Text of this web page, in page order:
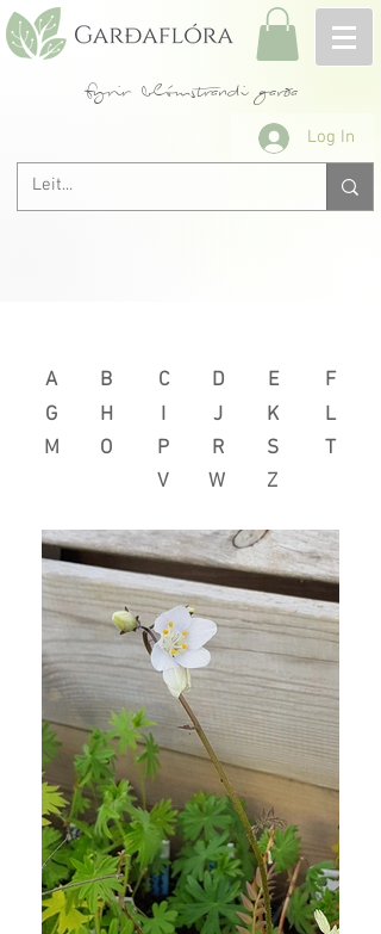
fyrir blómstrandi garða
Log In
A
G
M
B
H
O
C D
E
I
J
K
P
R
S
V
W Z
F
L
T